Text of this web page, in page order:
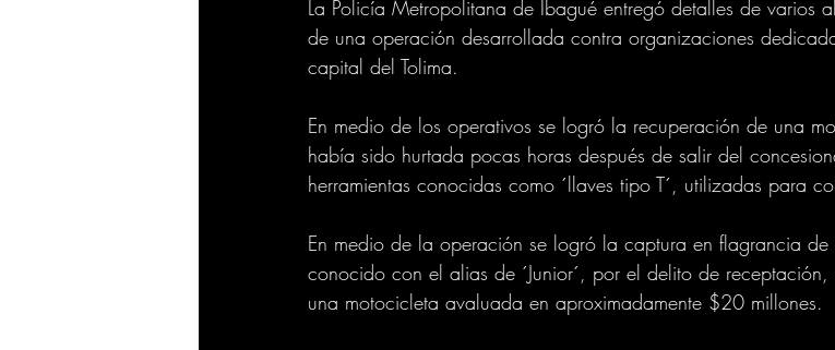
La Policía Metropolitana de Ibagué entregó detalles de varios
de una operación desarrollada contra organizaciones
capital del Tolima.
En medio de los operativos se logró la recuperación de una
había sido hurtada pocas horas después de salir del
herramientas conocidas como ´llaves tipo T´, utilizadas para
En medio de la operación se logró la captura en flagrancia
conocido con el alias de ´Junior´, por el delito de
una motocicleta avaluada en aproximadamente $20 millones.